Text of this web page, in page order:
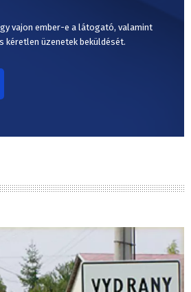
vajon ember-e a látogató, valamint
kéretlen üzenetek beküldését.